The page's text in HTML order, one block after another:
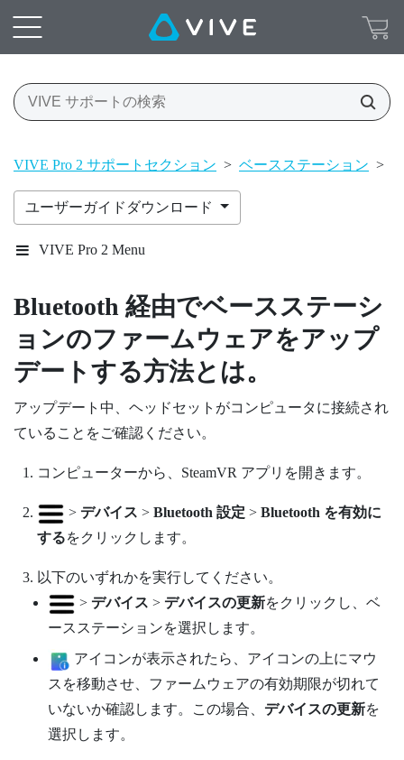
VIVE Pro 2 サポートセクション > ベースステーション >
ユーザーガイドダウンロード
VIVE Pro 2 Menu
Bluetooth 経由でベースステーシ
ョンのファームウェアをアップ
デートする方法とは。
アップデート中、ヘッドセットがコンピュータに接続され
ていることをご確認ください。
コンピューターから、 SteamVR アプリを開きます。
> デバイス > Bluetooth 設定 > Bluetooth を有効に
するをクリックします。
以下のいずれかを実行してください。
> デバイス > デバイスの更新をクリックし、ベ
ースステーションを選択します。
アイコンが表示されたら、アイコンの上にマウ
スを移動させ、ファームウェアの有効期限が切れて
いないか確認します。この場合、 デバイスの更新を
選択します。